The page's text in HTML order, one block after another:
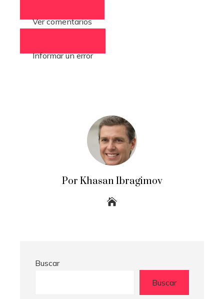
Ver comentarios
Informar un error
Por Khasan Ibragimov
Buscar
Buscar